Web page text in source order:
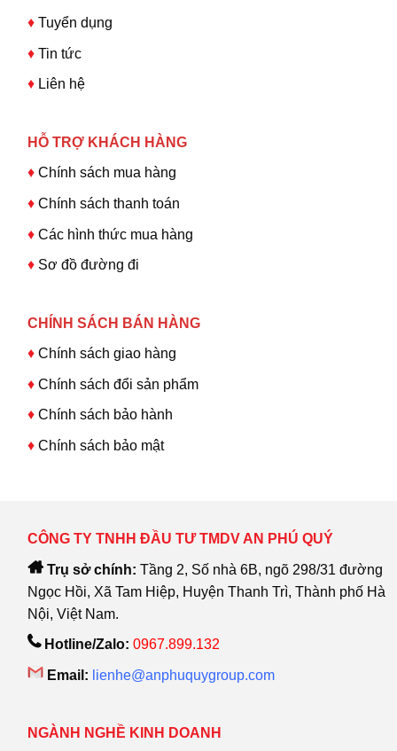
♦Tuyển dụng
♦ Tin tức
♦ Liên hệ
HỖ TRỢ KHÁCH HÀNG
♦Chính sách mua hàng
♦ Chính sách thanh toán
♦ Các hình thức mua hàng
♦ Sơ đồ đường đi
CHÍNH SÁCH BÁN HÀNG
♦ Chính sách giao hàng
♦ Chính sách đổi sản phẩm
♦ Chính sách bảo hành
♦ Chính sách bảo mật
CÔNG TY TNHH ĐẦU TƯ TMDV AN PHÚ QUÝ
Trụ sở chính: Tầng 2, Số nhà 6B, ngõ 298/31 đường
Ngọc Hồi, Xã Tam Hiệp, Huyện Thanh Trì, Thành phố Hà
Nội, Việt Nam.
Hotline/Zalo: 0967.899.132
Email: lienhe@anphuquygroup.com
NGÀNH NGHỀ KINH DOANH